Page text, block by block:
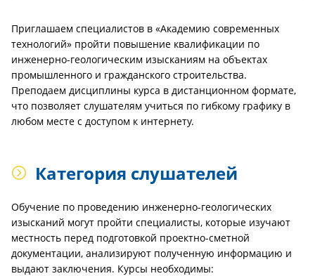
Приглашаем специалистов в «Академию современных
технологий» пройти повышение квалификации по
инженерно-геологическим изысканиям на объектах
промышленного и гражданского строительства.
Преподаем дисциплины курса в дистанционном формате,
что позволяет слушателям учиться по гибкому графику в
любом месте с доступом к интернету.
Категория слушателей
Обучение по проведению инженерно-геологических
изысканий могут пройти специалисты, которые изучают
местность перед подготовкой проектно-сметной
документации, анализируют полученную информацию и
выдают заключения. Курсы необходимы: